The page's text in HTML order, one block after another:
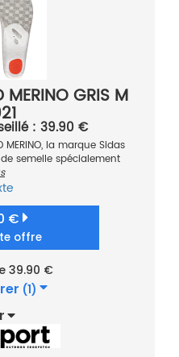
MERINO GRIS M
: 39.90 €
MERINO, la marque Sidas
semelle spécialement
€
offre
39.90 €
(1)